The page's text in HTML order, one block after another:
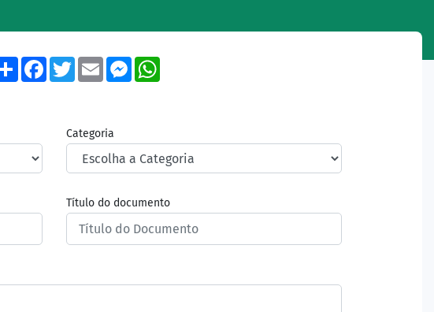
ShareFacebook
TwitterEmailMessenger
Categoria
Título do documento